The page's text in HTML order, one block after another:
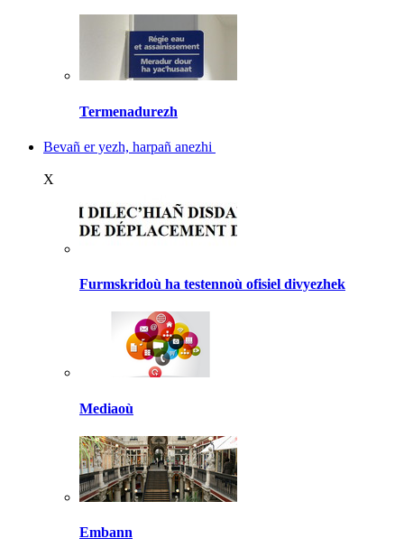
Termenadurezh
Bevañ er yezh, harpañ anezhi
X
Furmskridoù ha testennoù ofisiel divyezhek
Mediaoù
Embann